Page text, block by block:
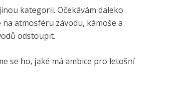
kategorii. Očekávám daleko
atmosféru závodu, kámoše a
odstoupit.
se ho, jaké má ambice pro letošní